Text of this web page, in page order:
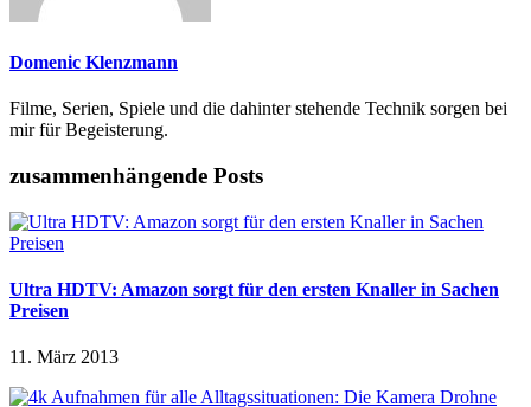
Domenic Klenzmann
Filme, Serien, Spiele und die dahinter stehende Technik sorgen bei
mir für Begeisterung.
zusammenhängende Posts
Ultra HDTV: Amazon sorgt für den ersten Knaller in Sachen
Preisen
11. März 2013